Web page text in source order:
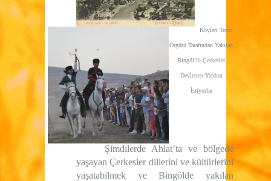
Köyleri Terör
Örgütü Tarafından Yakılan
Bingöl’lü Çerkesler
Devletten Yardım
İstiyorlar
Şimdilerde Ahlat’ta ve bölgede
yaşayan Çerkesler dillerini ve kültürlerini
yaşatabilmek ve Bingölde yakılan